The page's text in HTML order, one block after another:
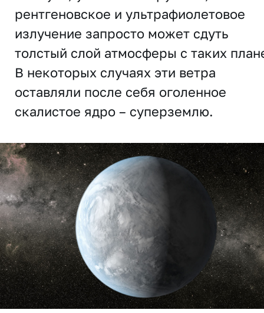
рентгеновское и ультрафиолетовое
излучение запросто может сдуть
толстый слой атмосферы с таких
В некоторых случаях эти ветра
оставляли после себя оголенное
скалистое ядро – суперземлю.